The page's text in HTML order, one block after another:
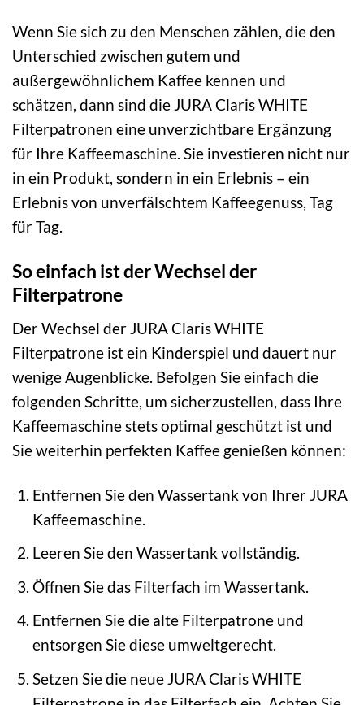
Wenn Sie sich zu den Menschen zählen, die den
Unterschied zwischen gutem und
außergewöhnlichem Kaffee kennen und
schätzen, dann sind die JURA Claris WHITE
Filterpatronen eine unverzichtbare Ergänzung
für Ihre Kaffeemaschine. Sie investieren nicht nur
in ein Produkt, sondern in ein Erlebnis – ein
Erlebnis von unverfälschtem Kaffeegenuss, Tag
für Tag.
So einfach ist der Wechsel der
Filterpatrone
Der Wechsel der JURA Claris WHITE
Filterpatrone ist ein Kinderspiel und dauert nur
wenige Augenblicke. Befolgen Sie einfach die
folgenden Schritte, um sicherzustellen, dass Ihre
Kaffeemaschine stets optimal geschützt ist und
Sie weiterhin perfekten Kaffee genießen können:
Entfernen Sie den Wassertank von Ihrer JURA
Kaffeemaschine.
Leeren Sie den Wassertank vollständig.
Öffnen Sie das Filterfach im Wassertank.
Entfernen Sie die alte Filterpatrone und
entsorgen Sie diese umweltgerecht.
Setzen Sie die neue JURA Claris WHITE